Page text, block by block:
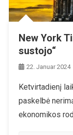
New York
sustojo“
22. Januar 2024
Ketvirtadienį
paskelbė
ekonomikos